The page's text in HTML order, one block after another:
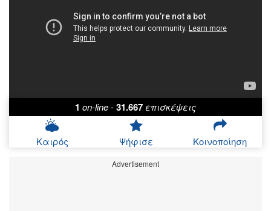
1 on-line-31.667επισκέψεις
Καιρός Ψήφισε Κοινοποίηση
Advertisement